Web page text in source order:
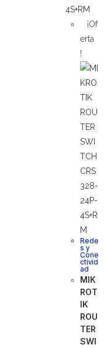
¡Of
erta
!
Rede
s y
Cone
ctivid
ad
MIK
ROT
IK
ROU
TER
SWI